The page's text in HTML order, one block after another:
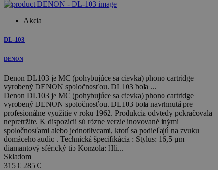
Akcia
DL-103
DENON
Denon DL103 je MC (pohybujúce sa cievka) phono cartridge
vyrobený DENON spoločnosťou. DL103 bola ...
Denon DL103 je MC (pohybujúce sa cievka) phono cartridge
vyrobený DENON spoločnosťou. DL103 bola navrhnutá pre
profesionálne využitie v roku 1962. Produkcia odvtedy pokračovala
nepretržite. K dispozícii sú rôzne verzie inovované inými
spoločnosťami alebo jednotlivcami, ktorí sa podieľajú na zvuku
domáceho audio . Technická špecifikácia : Stylus: 16,5 μm
diamantový sférický tip Konzola: Hli...
Skladom
315 € 285 €